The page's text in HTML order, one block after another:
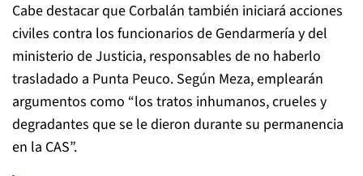
Cabe destacar que Corbalán también iniciará acciones
civiles contra los funcionarios de Gendarmería y del
ministerio de Justicia, responsables de no haberlo
trasladado a Punta Peuco. Según Meza, emplearán
argumentos como “los tratos inhumanos, crueles y
degradantes que se le dieron durante su permanencia
en la CAS”.